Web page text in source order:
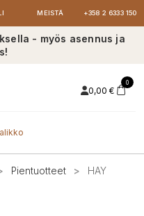
MEISTÄ +358 2 6333 150
- myös asennus ja
0,00 €
0
Pientuotteet >
HAY